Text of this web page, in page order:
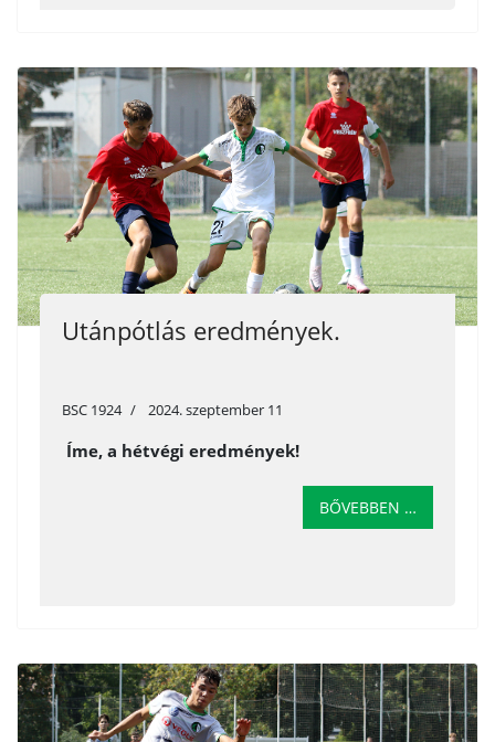
Utánpótlás eredmények.
BSC 1924 2024. szeptember 11
Íme, a hétvégi eredmények!
BŐVEBBEN …